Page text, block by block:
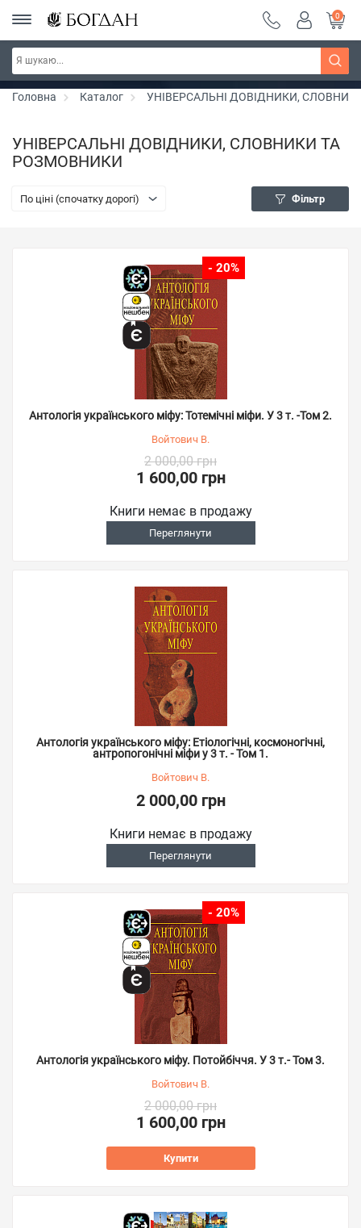
РОЗПРОДАЖ ~ 150 грн ~ 200 грн ~ 250 грн ~
300 грн ~ РОЗПРОДАЖ
Дізнатись більше
0
Головна Каталог УНІВЕРСАЛЬНІ ДОВІДНИКИ,
УНІВЕРСАЛЬНІ ДОВІДНИКИ, СЛОВНИКИ ТА
РОЗМОВНИКИ
По ціні (спочатку дорогі) Фільтр
- 20%
Антологія українського міфу: Тотемічні міфи. У 3 т. -Том 2.
Войтович В.
2 000,00 грн
1 600,00 грн
Книги немає в продажу
Переглянути
Антологія українського міфу: Етіологічні, космоногічні,
антропогонічні міфи у 3 т. - Том 1.
Войтович В.
2 000,00 грн
Книги немає в продажу
Переглянути
- 20%
Антологія українського міфу. Потойбіччя. У 3 т.- Том 3.
Войтович В.
2 000,00 грн
1 600,00 грн
Купити